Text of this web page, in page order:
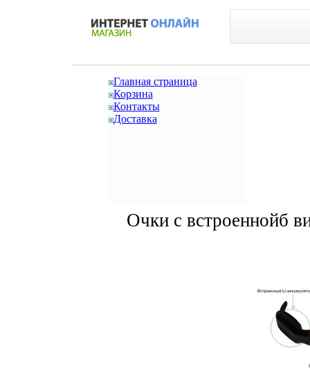
Главная страница
Корзина
Контакты
Доставка
Очки с встроеннойб